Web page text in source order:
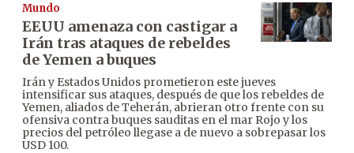
Mundo
EEUU amenaza con castigar a
Irán tras ataques de rebeldes
de Yemen a buques
Irán y Estados Unidos prometieron este jueves
intensificar sus ataques, después de que los rebeldes de
Yemen, aliados de Teherán, abrieran otro frente con su
ofensiva contra buques sauditas en el mar Rojo y los
precios del petróleo llegase a de nuevo a sobrepasar los
USD 100.